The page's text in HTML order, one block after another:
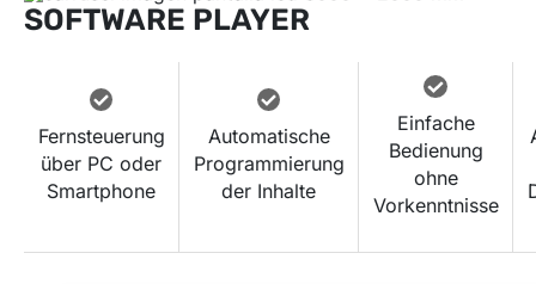
SOFTWARE PLAYER
Fernsteuerung
über PC oder
Smartphone
Automatische
Programmierung
der Inhalte
Einfache
Bedienung
ohne
Vorkenntnisse